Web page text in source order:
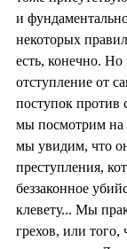
и
некоторых
есть, конечно. Но
отступление от
поступок против
мы посмотрим на
мы увидим, что
преступления,
беззаконное
клевету... Мы
грехов, или того,